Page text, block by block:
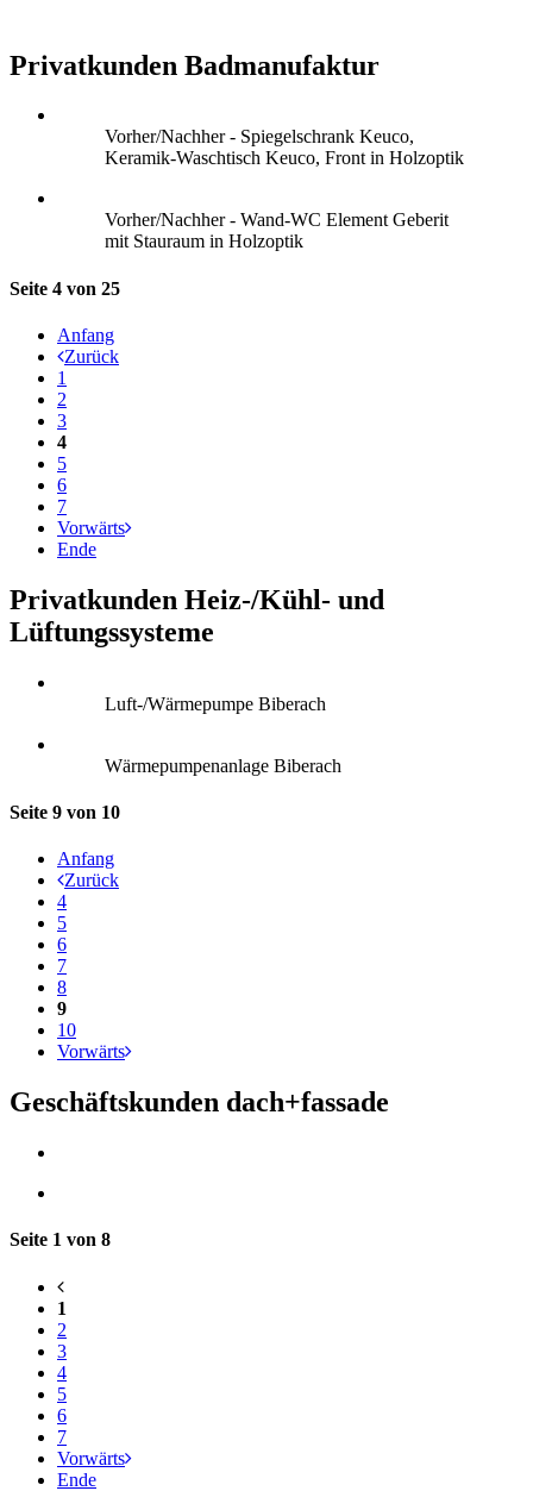
Privatkunden Badmanufaktur
Vorher/Nachher - Spiegelschrank Keuco,
Keramik-Waschtisch Keuco, Front in Holzoptik
Vorher/Nachher - Wand-WC Element Geberit
mit Stauraum in Holzoptik
Seite 4 von 25
Anfang
Zurück
1
2
3
4
5
6
7
Vorwärts
Ende
Privatkunden Heiz-/Kühl- und
Lüftungssysteme
Luft-/Wärmepumpe Biberach
Wärmepumpenanlage Biberach
Seite 9 von 10
Anfang
Zurück
4
5
6
7
8
9
10
Vorwärts
Geschäftskunden dach+fassade
Seite 1 von 8
1
2
3
4
5
6
7
Vorwärts
Ende